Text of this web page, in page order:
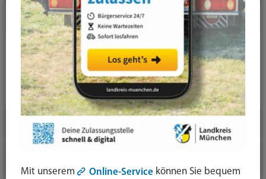
News-Liste
News-Detail
Jahresauswahl
2026
Mit unserem Online-Service können Sie bequem